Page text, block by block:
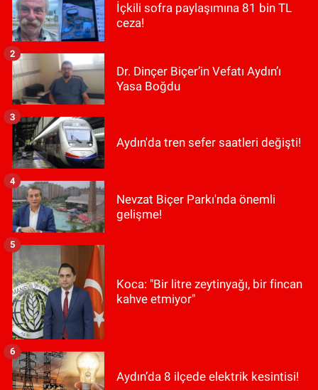
İçkili sofra paylaşımına 81 bin TL
ceza!
Dr. Dinçer Biçer’in Vefatı Aydın’ı
Yasa Boğdu
2
Aydın'da tren sefer saatleri değişti!
3
Nevzat Biçer Parkı'nda önemli
gelişme!
4
Koca: "Bir litre zeytinyağı, bir fincan
kahve etmiyor"
5
Aydın’da 8 ilçede elektrik kesintisi!
6